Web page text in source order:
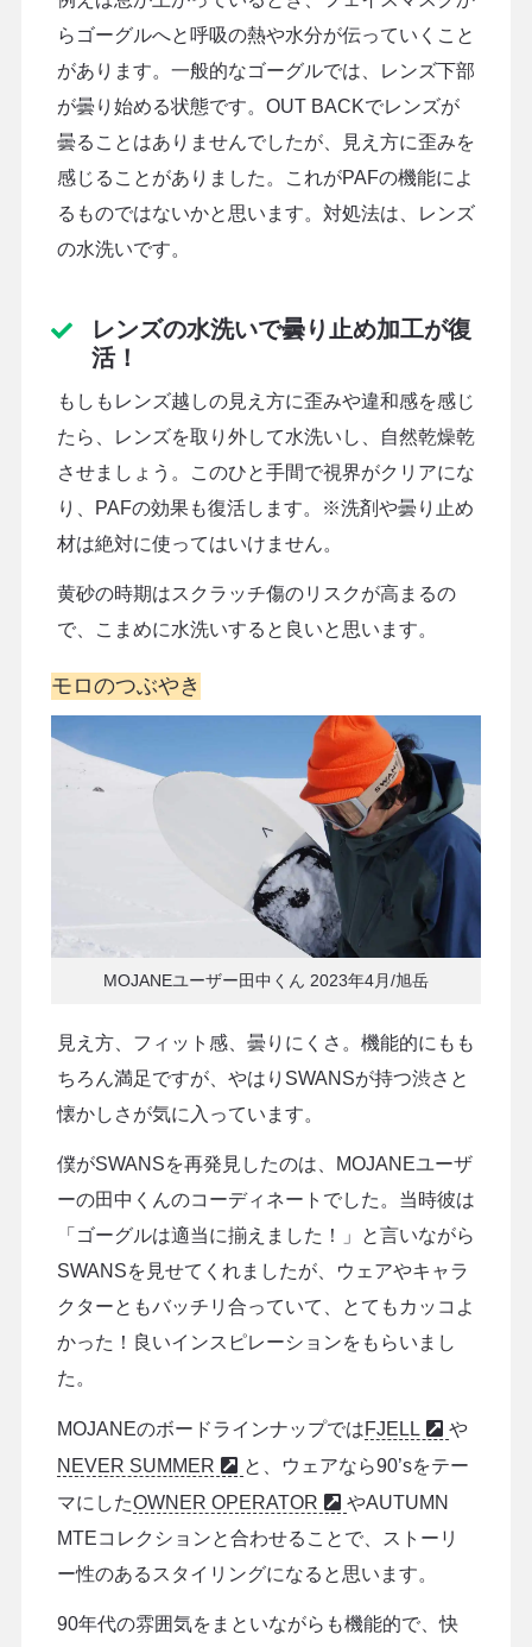
らゴーグルへと呼吸の熱や水分が伝っていくこと
があります。一般的なゴーグルでは、レンズ下部
が曇り始める状態です。OUT BACKでレンズが
曇ることはありませんでしたが、見え方に歪みを
感じることがありました。これがPAFの機能によ
るものではないかと思います。対処法は、レンズ
の水洗いです。
レンズの水洗いで曇り止め加工が復
活！
もしもレンズ越しの見え方に歪みや違和感を感じ
たら、レンズを取り外して水洗いし、自然乾燥乾
させましょう。このひと手間で視界がクリアにな
り、PAFの効果も復活します。※洗剤や曇り止め
材は絶対に使ってはいけません。
黄砂の時期はスクラッチ傷のリスクが高まるの
で、こまめに水洗いすると良いと思います。
モロのつぶやき
MOJANEユーザー田中くん 2023年4月/旭岳
見え方、フィット感、曇りにくさ。機能的にもも
ちろん満足ですが、やはりSWANSが持つ渋さと
懐かしさが気に入っています。
僕がSWANSを再発見したのは、MOJANEユーザ
ーの田中くんのコーディネートでした。当時彼は
「ゴーグルは適当に揃えました！」と言いながら
SWANSを見せてくれましたが、ウェアやキャラ
クターともバッチリ合っていて、とてもカッコよ
かった！良いインスピレーションをもらいまし
た。
MOJANEのボードラインナップではFJELL
や
NEVER SUMMER
と、ウェアなら90’sをテー
マにしたOWNER OPERATOR
やAUTUMN
MTEコレクションと合わせることで、ストーリ
ー性のあるスタイリングになると思います。
90年代の雰囲気をまといながらも機能的で、快